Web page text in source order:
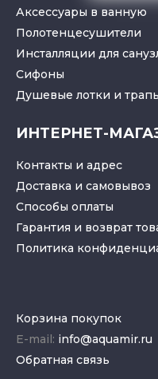
Аксессуары в ванную
Полотенцесушители
Инсталляции для
Cифоны
Душевые лотки и
ИНТЕРНЕТ-
Контакты и адрес
Доставка и самовывоз
Способы оплаты
Гарантия и возврат
Политика
Корзина покупок
E-mail: info@aquamir.ru
Обратная связь